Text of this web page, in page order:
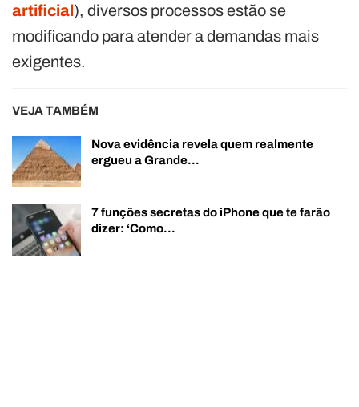
artificial), diversos processos estão se
modificando para atender a demandas mais
exigentes.
VEJA TAMBÉM
Nova evidência revela quem realmente
ergueu a Grande…
7 funções secretas do iPhone que te farão
dizer: ‘Como…